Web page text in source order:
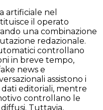
artificiale nel
il operato
una combinazione
redazionale.
controllano
in breve tempo,
news e
assistono i
editoriali, mentre
controllano le
Tuttavia,